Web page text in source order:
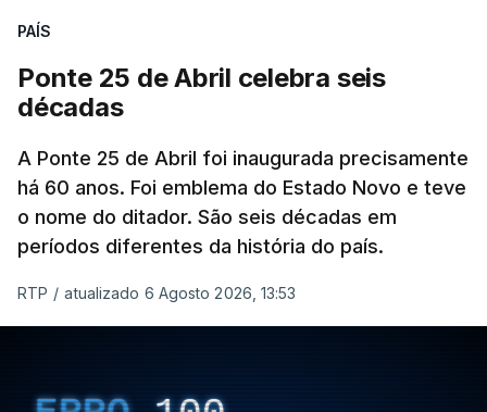
PAÍS
Ponte 25 de Abril celebra seis
décadas
A Ponte 25 de Abril foi inaugurada precisamente
há 60 anos. Foi emblema do Estado Novo e teve
o nome do ditador. São seis décadas em
períodos diferentes da história do país.
RTP / atualizado 6 Agosto 2026, 13:53